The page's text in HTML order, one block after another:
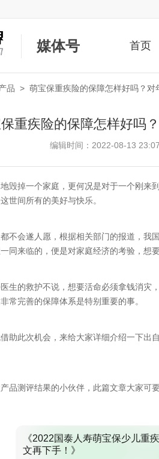
媒体号 首页
品 > 萌宝保重疾险的保障怎样好吗？对
重疾险的保障怎样好吗
编辑时间：2022-08-13 23:07
毁掉一个家庭，更何况是对于一个刚来
世间所有的美好与快乐。
不会遂人愿，根据相关部门的报道，我
同来临的，便是对家庭经济的考验，想
生的救护不说，想要活命必须拿钱消灾
常完善的保障体系是特别重要的事。
助此次机会，来给大家详细介绍一下出
品测评结果的小伙伴，此篇文章大家可
《2022国泰人寿萌宝保少儿重
文再下手！》